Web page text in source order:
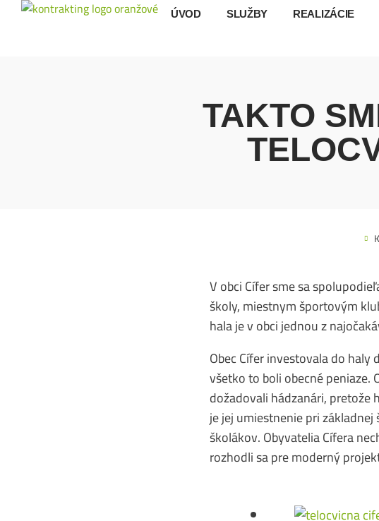
ÚVOD SLUŽBY REALIZÁCIE
TAKTO
V obci Cífer sme sa
školy, miestnym športovým
hala je v obci jednou z
Obec Cífer investovala do
všetko to boli obecné peniaze.
dožadovali hádzanári, pretože
je jej umiestnenie pri
školákov. Obyvatelia Cífera
rozhodli sa pre moderný